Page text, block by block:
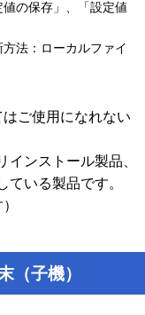
の保存」、「設定値
法：ローカルファイ
ご使用になれない
インストール製品、
ている製品です。
（子機）